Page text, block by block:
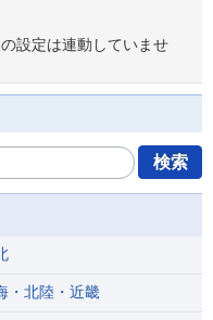
設定は連動していませ
検索
・北陸・近畿